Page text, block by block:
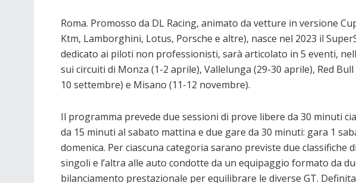
Roma. Promosso da DL Racing, animato da vetture in versione
Ktm, Lamborghini, Lotus, Porsche e altre), nasce nel 2023 il
dedicato ai piloti non professionisti, sarà articolato in 5 eventi,
sui circuiti di Monza (1-2 aprile), Vallelunga (29-30 aprile), Red
10 settembre) e Misano (11-12 novembre).
Il programma prevede due sessioni di prove libere da 30 minuti
da 15 minuti al sabato mattina e due gare da 30 minuti: gara 1
domenica. Per ciascuna categoria sarano previste due classifiche
singoli e l’altra alle auto condotte da un equipaggio formato da
bilanciamento prestazionale per equilibrare le diverse GT.